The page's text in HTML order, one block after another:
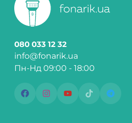
080 033 12 32
info@fonarik.ua
Пн-Нд 09:00 - 18:00